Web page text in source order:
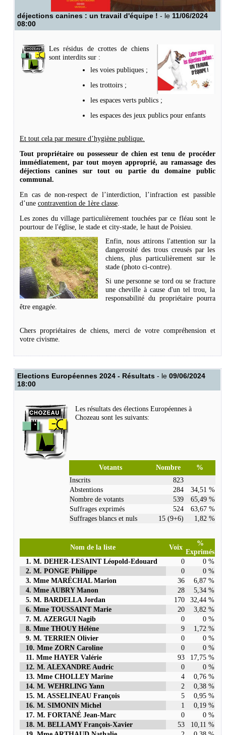
déjections canines : un travail d'équipe ! - le 11/06/2024
08:00
Les résidus de crottes de chiens
sont interdits sur :
les voies publiques ;
les trottoirs ;
les espaces verts publics ;
les espaces des jeux publics pour enfants
Et tout cela par mesure d’hygiène publique.
Tout propriétaire ou possesseur de chien est tenu de procéder
immédiatement, par tout moyen approprié, au ramassage des
déjections canines sur tout ou partie du domaine public
communal.
En cas de non-respect de l’interdiction, l’infraction est passible
d’une contravention de 1ère classe
Les zones du village particulièrement touchées par ce fléau sont le
pourtour de l'église, le stade et city-stade, le haut de Poisieu.
Enfin, nous attirons l'attention sur la
dangerosité des trous creusés par les
chiens, plus particulièrement sur le
stade (photo ci-contre).
Si une personne se tord ou se fracture
une cheville à cause d'un tel trou, la
responsabilité du propriétaire pourra
être engagée.
Chers propriétaires de chiens, merci de votre compréhension et
votre civisme.
Elections Européennes 2024 - Résultats - le 09/06/2024
18:00
Les résultats des élections Européennes à
Chozeau sont les suivants:
Votants Nombre
%
Inscrits
823
Abstentions
284
34,51 %
Nombre de votants
539
65,49 %
Suffrages exprimés
524
63,67 %
Suffrages blancs et nuls
15 (9+6) 1,82 %
Nom de la liste Voix
%
Exprimés
1. M. DEHER-LESAINT Léopold-Edouard
0
0 %
2. M. PONGE Philippe
0
0 %
3. Mme MARÉCHAL Marion
36
6,87 %
4. Mme AUBRY Manon
28
5,34 %
5. M. BARDELLA Jordan
170
32,44 %
6. Mme TOUSSAINT Marie
20
3,82 %
7. M. AZERGUI Nagib
0
0 %
8. Mme THOUY Hélène
9
1,72 %
9. M. TERRIEN Olivier
0
0 %
10. Mme ZORN Caroline
0
0 %
11. Mme HAYER Valérie
93
17,75 %
12. M. ALEXANDRE Audric
0
0 %
13. Mme CHOLLEY Marine
4
0,76 %
14. M. WEHRLING Yann
2
0,38 %
15. M. ASSELINEAU François
5
0,95 %
16. M. SIMONIN Michel
1
0,19 %
17. M. FORTANÉ Jean-Marc
0
0 %
18. M. BELLAMY François-Xavier
53
10,11 %